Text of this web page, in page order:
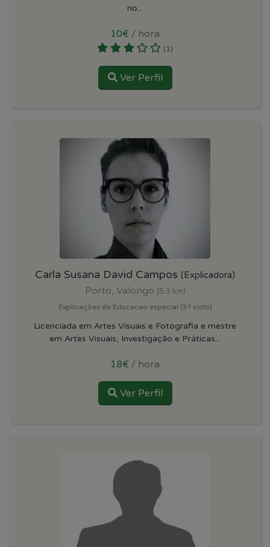
no...
10€ / hora
(1)
Ver Perfil
Carla Susana David Campos (Explicadora)
Porto, Valongo (5.3 km)
Explicações de Educacao especial (3º ciclo)
Licenciada em Artes Visuais e Fotografia e mestre
em Artes Visuais, Investigação e Práticas...
18€ / hora
Ver Perfil